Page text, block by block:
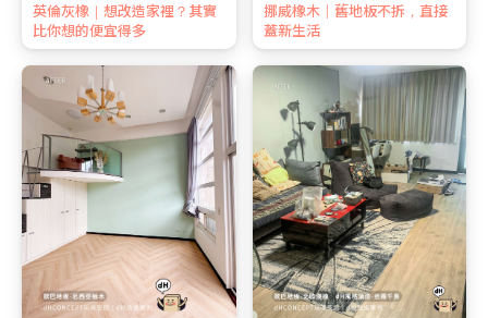
英倫灰橡｜想改造家裡？其實
比你想的便宜得多
挪威橡木｜舊地板不拆，直接
蓋新生活